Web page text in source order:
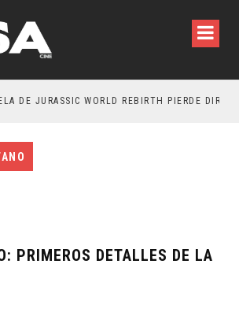
DE JURASSIC WORLD REBIRTH PIERDE
PRIMEROS DETALLES DE LA